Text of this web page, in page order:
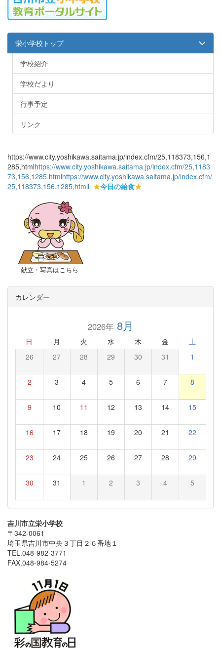
栄小学校トップ
学校紹介
学校だより
行事予定
リンク
https://www.city.yoshikawa.saitama.jp/index.cfm/25,118373,156,1
285,htmlhttps://www.city.yoshikawa.saitama.jp/index.cfm/25,1183
73,156,1285,htmlhttps://www.city.yoshikawa.saitama.jp/index.cfm/
25,118373,156,1285,htmll ★今日の給食★
献立・写真はこちら
カレンダー
2026年8月
日 月 火 水 木 金 土
26 27 28 29 30 31 1
2 3 4 5 6 7 8
9 10 11 12 13 14 15
16 17 18 19 20 21 22
23 24 25 26 27 28 29
30 31 1 2 3 4 5
吉川市立栄小学校
〒342-0061
埼玉県吉川市中央３丁目２６番地１
TEL.048-982-3771
FAX.048-984-5274